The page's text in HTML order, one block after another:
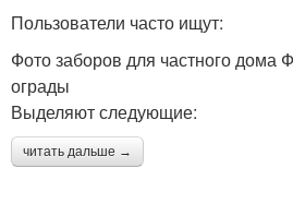
Пользователи часто ищут:
Фото заборов для частного дома
ограды
Выделяют следующие:
читать дальше →